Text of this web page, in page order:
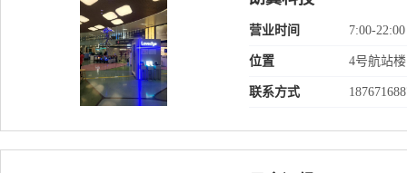
营业时间 7:00-22:00
位置 4号航站
联系方式